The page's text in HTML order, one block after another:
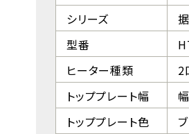
シリーズ
型番
ヒーター種類
2
トッププレート幅
トッププレート色